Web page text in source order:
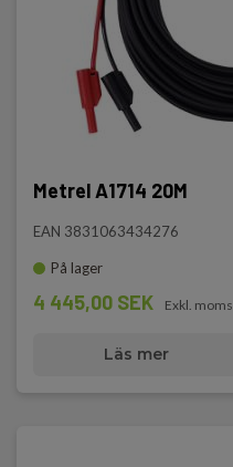
Metrel A1714 20M
EAN 3831063434276
På lager
4 445,00 SEK Exkl. moms
Läs mer